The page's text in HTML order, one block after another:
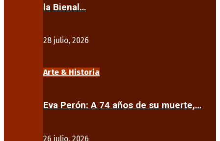
la Bienal…
28 julio, 2026
Arte & Historia
Eva Perón: A 74 años de su muerte,…
26 julio, 2026